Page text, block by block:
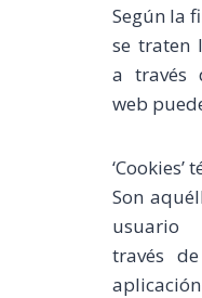
Según la
se traten
a través
web
‘Cookies’
Son
usuario
través